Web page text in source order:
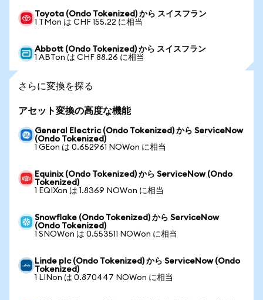
Toyota (Ondo Tokenized) から スイスフラン
1 TMon は CHF 155.22 に相当
Abbott (Ondo Tokenized) から スイスフラン
1 ABTon は CHF 88.26 に相当
さらに変換を探る
アセット変換の高度な機能
General Electric (Ondo Tokenized) から ServiceNow
(Ondo Tokenized)
1 GEon は 0.652961 NOWon に相当
Equinix (Ondo Tokenized) から ServiceNow (Ondo
Tokenized)
1 EQIXon は 1.8369 NOWon に相当
Snowflake (Ondo Tokenized) から ServiceNow
(Ondo Tokenized)
1 SNOWon は 0.553511 NOWon に相当
Linde plc (Ondo Tokenized) から ServiceNow (Ondo
Tokenized)
1 LINon は 0.870447 NOWon に相当